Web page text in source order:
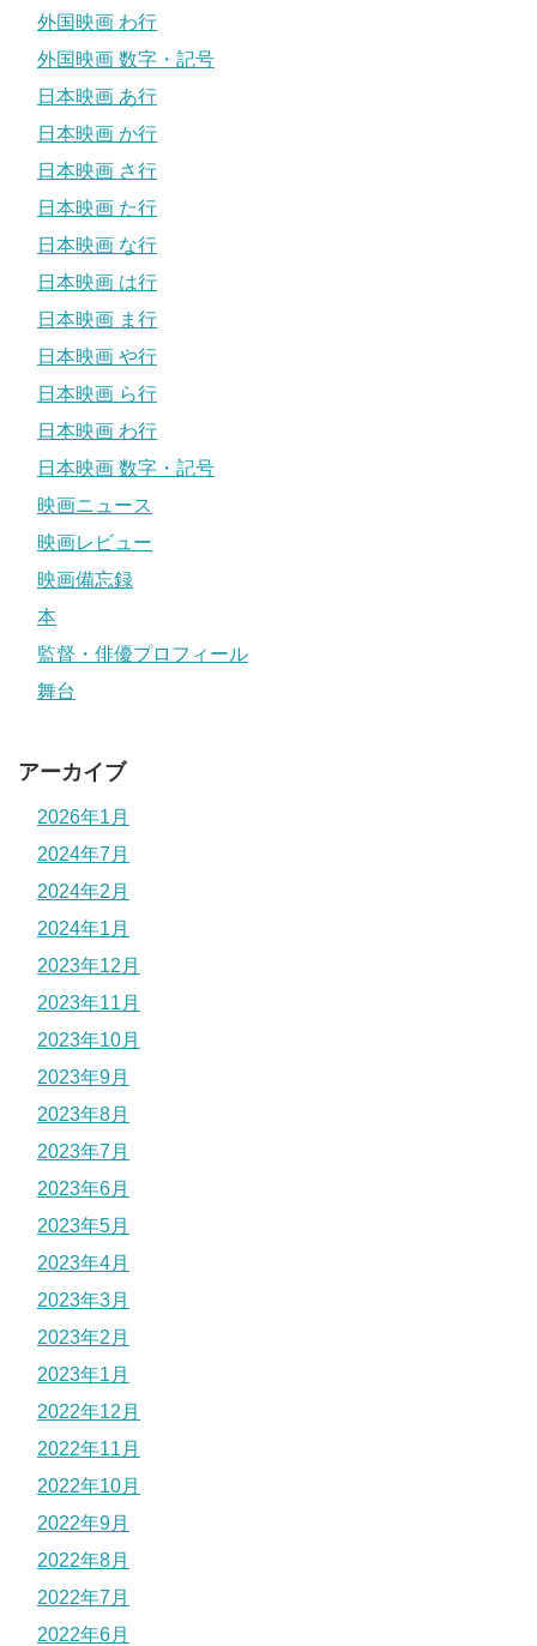
外国映画 わ行
外国映画 数字・記号
日本映画 あ行
日本映画 か行
日本映画 さ行
日本映画 た行
日本映画 な行
日本映画 は行
日本映画 ま行
日本映画 や行
日本映画 ら行
日本映画 わ行
日本映画 数字・記号
映画ニュース
映画レビュー
映画備忘録
本
監督・俳優プロフィール
舞台
アーカイブ
2026年1月
2024年7月
2024年2月
2024年1月
2023年12月
2023年11月
2023年10月
2023年9月
2023年8月
2023年7月
2023年6月
2023年5月
2023年4月
2023年3月
2023年2月
2023年1月
2022年12月
2022年11月
2022年10月
2022年9月
2022年8月
2022年7月
2022年6月